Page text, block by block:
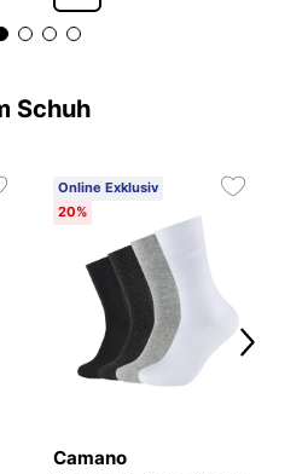
Schuh
Online Exklusiv
20%
Camano